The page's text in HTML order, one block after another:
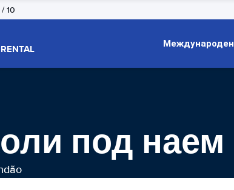
/ 10
Международен
под наем